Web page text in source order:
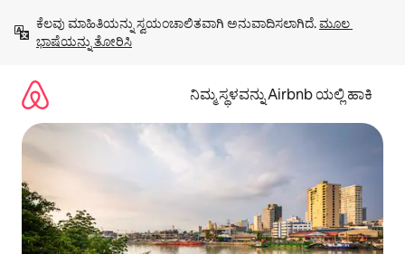
ಹೋಗಿ
ಕೆಲವು ಮಾಹಿತಿಯನ್ನು ಸ್ವಯಂಚಾಲಿತವಾಗಿ ಅನುವಾದಿಸಲಾಗಿದೆ. ಮೂಲ
ಭಾಷೆಯನ್ನು ತೋರಿಸಿ
ನಿಮ್ಮ ಸ್ಥಳವನ್ನು Airbnb ಯಲ್ಲಿ ಹಾಕಿ